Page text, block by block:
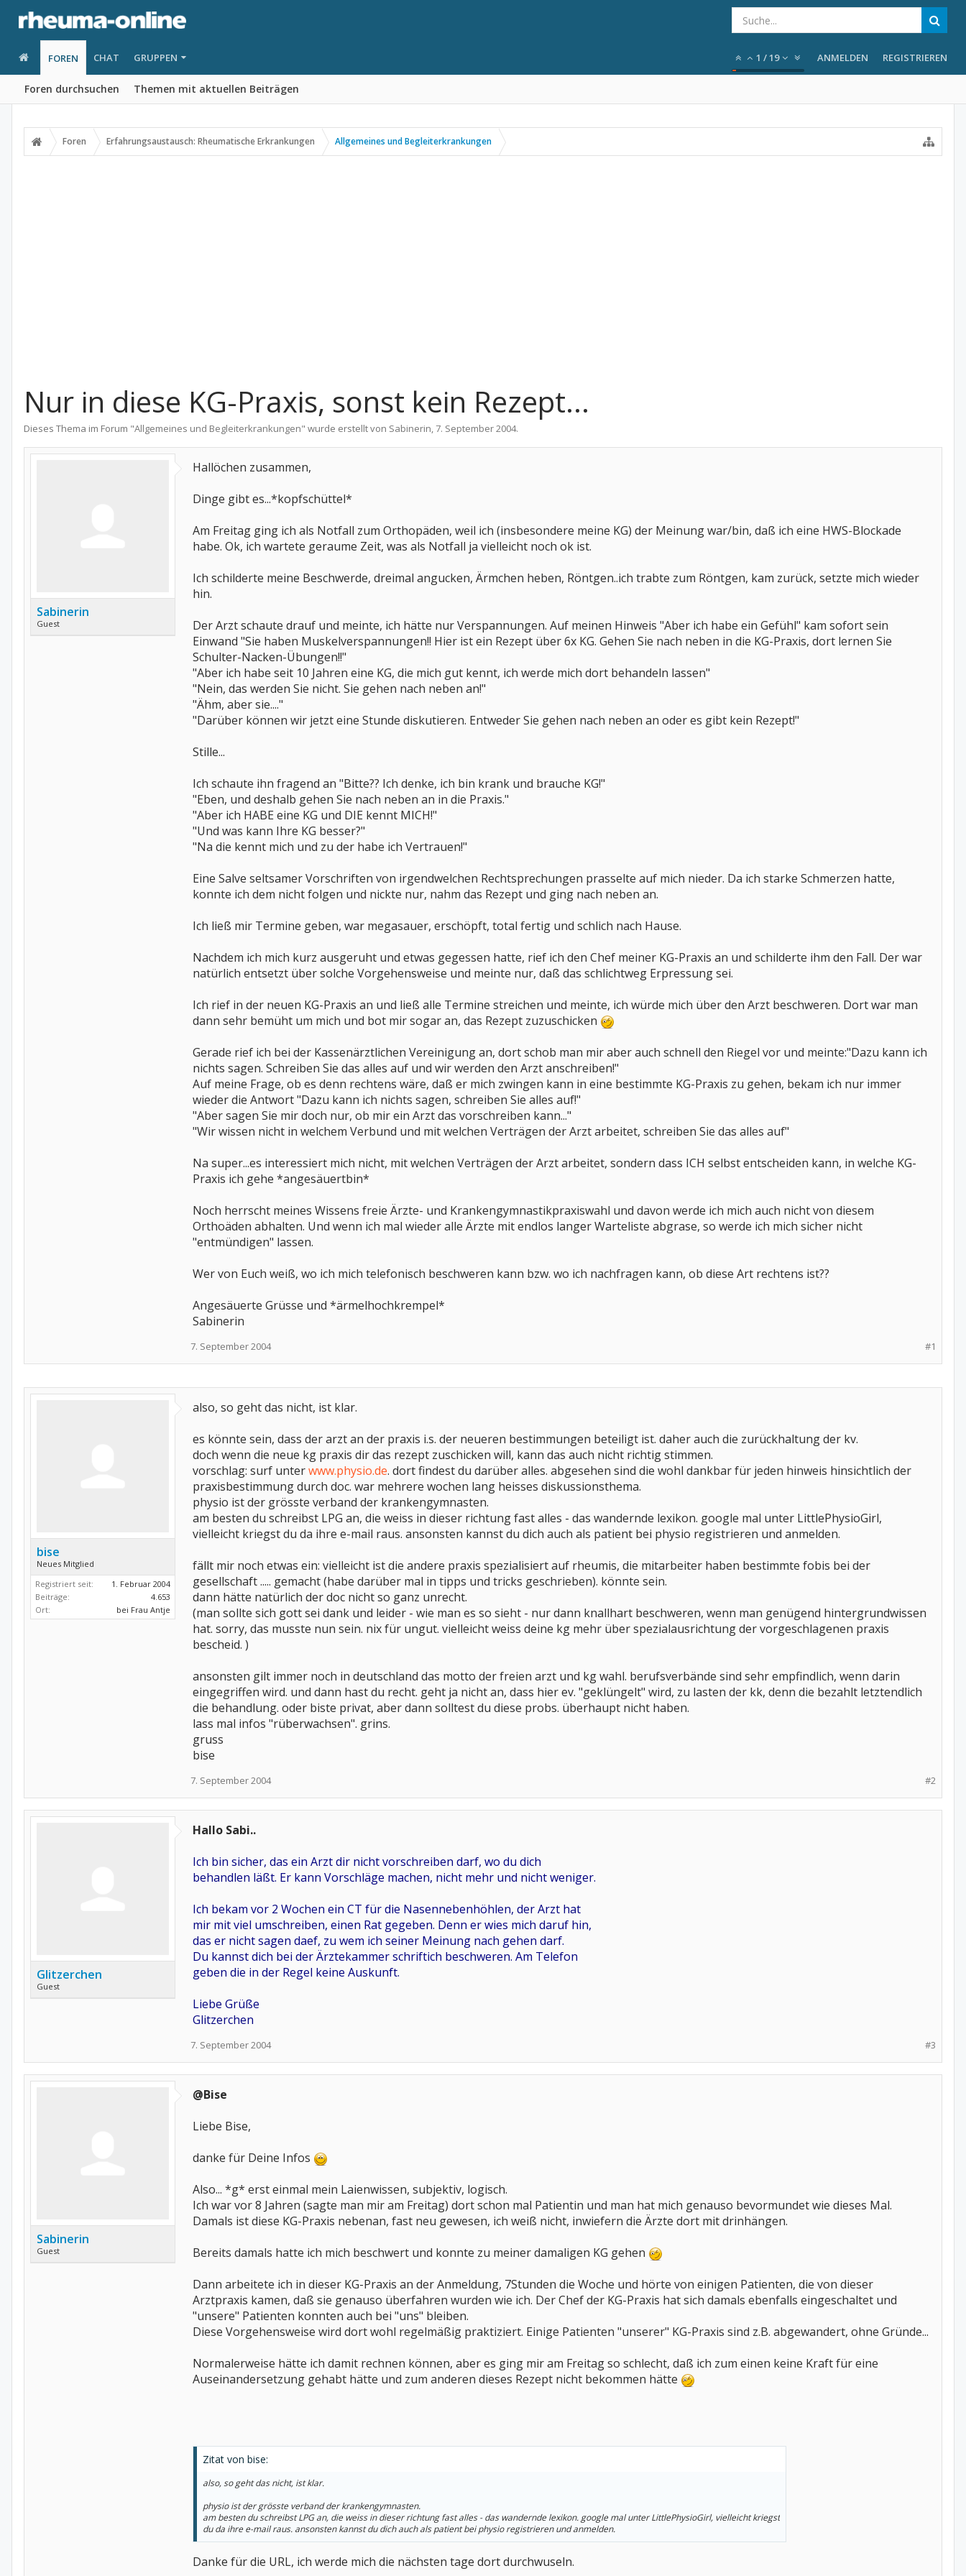
FOREN
Foren durchsuchen Themen mit aktuellen Beiträgen
CHAT GRUPPEN 1 /19 ANMELDEN REGISTRIEREN
Foren Erfahrungsaustausch: Rheumatische Erkrankungen Allgemeines und Begleiterkrankungen
Nur in diese KG-Praxis, sonst kein Rezept...
Dieses Thema im Forum "Allgemeines und Begleiterkrankungen" wurde erstellt von Sabinerin, 7. September 2004.
Sabinerin
Guest
Hallöchen zusammen,
Dinge gibt es...*kopfschüttel*
Am Freitag ging ich als Notfall zum Orthopäden, weil ich (insbesondere meine KG) der Meinung war/bin, daß ich eine HWS-Blockade
habe. Ok, ich wartete geraume Zeit, was als Notfall ja vielleicht noch ok ist.
Ich schilderte meine Beschwerde, dreimal angucken, Ärmchen heben, Röntgen..ich trabte zum Röntgen, kam zurück, setzte mich wieder
hin.
Der Arzt schaute drauf und meinte, ich hätte nur Verspannungen. Auf meinen Hinweis "Aber ich habe ein Gefühl" kam sofort sein
Einwand "Sie haben Muskelverspannungen!! Hier ist ein Rezept über 6x KG. Gehen Sie nach neben in die KG-Praxis, dort lernen Sie
Schulter-Nacken-Übungen!!"
"Aber ich habe seit 10 Jahren eine KG, die mich gut kennt, ich werde mich dort behandeln lassen"
"Nein, das werden Sie nicht. Sie gehen nach neben an!"
"Ähm, aber sie...."
"Darüber können wir jetzt eine Stunde diskutieren. Entweder Sie gehen nach neben an oder es gibt kein Rezept!"
Stille...
Ich schaute ihn fragend an "Bitte?? Ich denke, ich bin krank und brauche KG!"
"Eben, und deshalb gehen Sie nach neben an in die Praxis."
"Aber ich HABE eine KG und DIE kennt MICH!"
"Und was kann Ihre KG besser?"
"Na die kennt mich und zu der habe ich Vertrauen!"
Eine Salve seltsamer Vorschriften von irgendwelchen Rechtsprechungen prasselte auf mich nieder. Da ich starke Schmerzen hatte,
konnte ich dem nicht folgen und nickte nur, nahm das Rezept und ging nach neben an.
Ich ließ mir Termine geben, war megasauer, erschöpft, total fertig und schlich nach Hause.
Nachdem ich mich kurz ausgeruht und etwas gegessen hatte, rief ich den Chef meiner KG-Praxis an und schilderte ihm den Fall. Der war
natürlich entsetzt über solche Vorgehensweise und meinte nur, daß das schlichtweg Erpressung sei.
Ich rief in der neuen KG-Praxis an und ließ alle Termine streichen und meinte, ich würde mich über den Arzt beschweren. Dort war man
dann sehr bemüht um mich und bot mir sogar an, das Rezept zuzuschicken
Gerade rief ich bei der Kassenärztlichen Vereinigung an, dort schob man mir aber auch schnell den Riegel vor und meinte:"Dazu kann ich
nichts sagen. Schreiben Sie das alles auf und wir werden den Arzt anschreiben!"
Auf meine Frage, ob es denn rechtens wäre, daß er mich zwingen kann in eine bestimmte KG-Praxis zu gehen, bekam ich nur immer
wieder die Antwort "Dazu kann ich nichts sagen, schreiben Sie alles auf!"
"Aber sagen Sie mir doch nur, ob mir ein Arzt das vorschreiben kann..."
"Wir wissen nicht in welchem Verbund und mit welchen Verträgen der Arzt arbeitet, schreiben Sie das alles auf"
Na super...es interessiert mich nicht, mit welchen Verträgen der Arzt arbeitet, sondern dass ICH selbst entscheiden kann, in welche KG-
Praxis ich gehe *angesäuertbin*
Noch herrscht meines Wissens freie Ärzte- und Krankengymnastikpraxiswahl und davon werde ich mich auch nicht von diesem
Orthoäden abhalten. Und wenn ich mal wieder alle Ärzte mit endlos langer Warteliste abgrase, so werde ich mich sicher nicht
"entmündigen" lassen.
Wer von Euch weiß, wo ich mich telefonisch beschweren kann bzw. wo ich nachfragen kann, ob diese Art rechtens ist??
Angesäuerte Grüsse und *ärmelhochkrempel*
Sabinerin
#1
7. September 2004
bise
Neues Mitglied
Registriert seit:
1. Februar 2004
Beiträge:
4.653
Ort:
bei Frau Antje
also, so geht das nicht, ist klar.
es könnte sein, dass der arzt an der praxis i.s. der neueren bestimmungen beteiligt ist. daher auch die zurückhaltung der kv.
doch wenn die neue kg praxis dir das rezept zuschicken will, kann das auch nicht richtig stimmen.
vorschlag: surf unterwww.physio.de. dort findest du darüber alles. abgesehen sind die wohl dankbar für jeden hinweis hinsichtlich der
praxisbestimmung durch doc. war mehrere wochen lang heisses diskussionsthema.
physio ist der grösste verband der krankengymnasten.
am besten du schreibst LPG an, die weiss in dieser richtung fast alles - das wandernde lexikon. google mal unter LittlePhysioGirl,
vielleicht kriegst du da ihre e-mail raus. ansonsten kannst du dich auch als patient bei physio registrieren und anmelden.
fällt mir noch etwas ein: vielleicht ist die andere praxis spezialisiert auf rheumis, die mitarbeiter haben bestimmte fobis bei der
gesellschaft ..... gemacht (habe darüber mal in tipps und tricks geschrieben). könnte sein.
dann hätte natürlich der doc nicht so ganz unrecht.
(man sollte sich gott sei dank und leider - wie man es so sieht - nur dann knallhart beschweren, wenn man genügend hintergrundwissen
hat. sorry, das musste nun sein. nix für ungut. vielleicht weiss deine kg mehr über spezialausrichtung der vorgeschlagenen praxis
bescheid. )
ansonsten gilt immer noch in deutschland das motto der freien arzt und kg wahl. berufsverbände sind sehr empfindlich, wenn darin
eingegriffen wird. und dann hast du recht. geht ja nicht an, dass hier ev. "geklüngelt" wird, zu lasten der kk, denn die bezahlt letztendlich
die behandlung. oder biste privat, aber dann solltest du diese probs. überhaupt nicht haben.
lass mal infos "rüberwachsen". grins.
gruss
bise
#2
7. September 2004
Glitzerchen
Guest
Hallo Sabi..
Ich bin sicher, das ein Arzt dir nicht vorschreiben darf, wo du dich
behandlen läßt. Er kann Vorschläge machen, nicht mehr und nicht weniger.
Ich bekam vor 2 Wochen ein CT für die Nasennebenhöhlen, der Arzt hat
mir mit viel umschreiben, einen Rat gegeben. Denn er wies mich daruf hin,
das er nicht sagen daef, zu wem ich seiner Meinung nach gehen darf.
Du kannst dich bei der Ärztekammer schriftich beschweren. Am Telefon
geben die in der Regel keine Auskunft.
Liebe Grüße
Glitzerchen
#3
7. September 2004
Sabinerin
Guest
@Bise
Liebe Bise,
danke für Deine Infos
Also... *g* erst einmal mein Laienwissen, subjektiv, logisch.
Ich war vor 8 Jahren (sagte man mir am Freitag) dort schon mal Patientin und man hat mich genauso bevormundet wie dieses Mal.
Damals ist diese KG-Praxis nebenan, fast neu gewesen, ich weiß nicht, inwiefern die Ärzte dort mit drinhängen.
Bereits damals hatte ich mich beschwert und konnte zu meiner damaligen KG gehen
Dann arbeitete ich in dieser KG-Praxis an der Anmeldung, 7Stunden die Woche und hörte von einigen Patienten, die von dieser
Arztpraxis kamen, daß sie genauso überfahren wurden wie ich. Der Chef der KG-Praxis hat sich damals ebenfalls eingeschaltet und
"unsere" Patienten konnten auch bei "uns" bleiben.
Diese Vorgehensweise wird dort wohl regelmäßig praktiziert. Einige Patienten "unserer" KG-Praxis sind z.B. abgewandert, ohne Gründe...
Normalerweise hätte ich damit rechnen können, aber es ging mir am Freitag so schlecht, daß ich zum einen keine Kraft für eine
Auseinandersetzung gehabt hätte und zum anderen dieses Rezept nicht bekommen hätte
Zitat von bise:
also, so geht das nicht, ist klar.
physio ist der grösste verband der krankengymnasten.
am besten du schreibst LPG an, die weiss in dieser richtung fast alles - das wandernde lexikon. google mal unter LittlePhysioGirl, vielleicht kriegst
du da ihre e-mail raus. ansonsten kannst du dich auch als patient bei physio registrieren und anmelden.
Danke für die URL, ich werde mich die nächsten tage dort durchwuseln.